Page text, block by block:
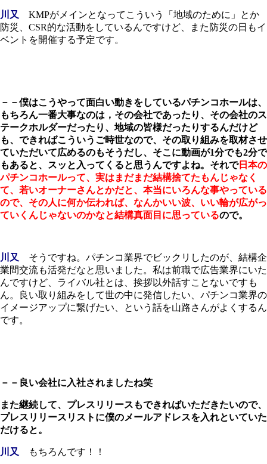
川又
KMPがメインとなってこういう「地域のために」とか
防災、CSR的な活動をしているんですけど、また防災の日もイ
ベントを開催する予定です。
－－僕はこうやって面白い動きをしているパチンコホールは、
もちろん一番大事なのは，その会社であったり、その会社のス
テークホルダーだったり、地域の皆様だったりするんだけど
も、できればこういうご時世なので、その取り組みを取材させ
ていただいて広めるのもそうだし、そこに動画が1分でも2分で
もあると、スッと入ってくると思うんですよね。それで日本の
パチンコホールって、実はまだまだ結構捨てたもんじゃなく
て、若いオーナーさんとかだと、本当にいろんな事やっている
ので、その人に何か伝われば、なんかいい波、いい輪が広がっ
ていくんじゃないのかなと結構真面目に思っているので。
川又
そうですね。パチンコ業界でビックリしたのが、結構企
業間交流も活発だなと思いました。私は前職で広告業界にいた
んですけど、ライバル社とは、挨拶以外話すことないですも
ん。良い取り組みをして世の中に発信したい、パチンコ業界の
イメージアップに繋げたい、という話を山路さんがよくするん
です。
－－良い会社に入社されましたね笑
また継続して、プレスリリースもできればいただきたいので、
プレスリリースリストに僕のメールアドレスを入れといていた
だけると。
川又 もちろんです！！